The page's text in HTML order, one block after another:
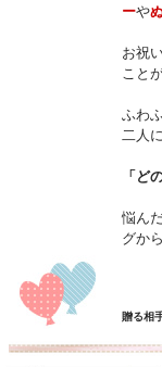
ーや
お祝
こと
ふわ
二人
「ど
悩ん
グか
贈る相